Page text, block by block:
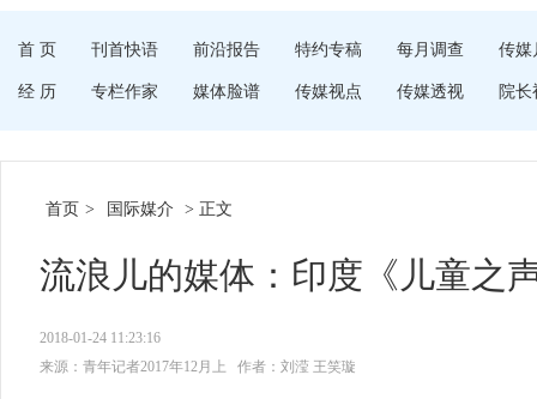
首 页 刊首快语 前沿报告 特约专稿 每月调查 传媒
经 历 专栏作家 媒体脸谱 传媒视点 传媒透视 院长
首页 > 国际媒介 > 正文
流浪儿的媒体：印度《儿童之
2018-01-24 11:23:16
来源：青年记者2017年12月上
作者：刘滢 王笑璇